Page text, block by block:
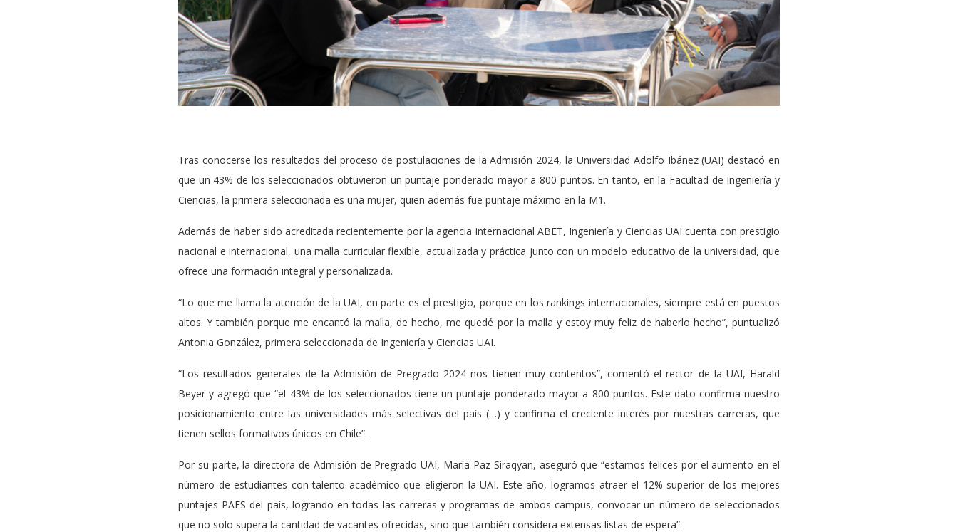
Tras conocerse los resultados del proceso de postulaciones de la Admisión 2024, la Universidad Adolfo Ibáñez (UAI) destacó en
que un 43% de los seleccionados obtuvieron un puntaje ponderado mayor a 800 puntos. En tanto, en la Facultad de Ingeniería y
Ciencias, la primera seleccionada es una mujer, quien además fue puntaje máximo en la M1.
Además de haber sido acreditada recientemente por la agencia internacional ABET, Ingeniería y Ciencias UAI cuenta con prestigio
nacional e internacional, una malla curricular flexible, actualizada y práctica junto con un modelo educativo de la universidad, que
ofrece una formación integral y personalizada.
“Lo que me llama la atención de la UAI, en parte es el prestigio, porque en los rankings internacionales, siempre está en puestos
altos. Y también porque me encantó la malla, de hecho, me quedé por la malla y estoy muy feliz de haberlo hecho”, puntualizó
Antonia González, primera seleccionada de Ingeniería y Ciencias UAI.
“Los resultados generales de la Admisión de Pregrado 2024 nos tienen muy contentos”, comentó el rector de la UAI, Harald
Beyer y agregó que “el 43% de los seleccionados tiene un puntaje ponderado mayor a 800 puntos. Este dato confirma nuestro
posicionamiento entre las universidades más selectivas del país (…) y confirma el creciente interés por nuestras carreras, que
tienen sellos formativos únicos en Chile”.
Por su parte, la directora de Admisión de Pregrado UAI, María Paz Siraqyan, aseguró que “estamos felices por el aumento en el
número de estudiantes con talento académico que eligieron la UAI. Este año, logramos atraer el 12% superior de los mejores
puntajes PAES del país, logrando en todas las carreras y programas de ambos campus, convocar un número de seleccionados
que no solo supera la cantidad de vacantes ofrecidas, sino que también considera extensas listas de espera”.